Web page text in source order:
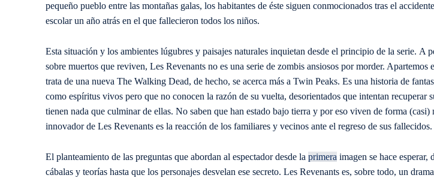
pequeño pueblo entre las montañas galas, los habitantes de éste siguen conmocionados tras el
escolar un año atrás en el que fallecieron todos los niños.
Esta situación y los ambientes lúgubres y paisajes naturales inquietan desde el principio de la serie. A
sobre muertos que reviven, Les Revenants no es una serie de zombis ansiosos por morder. Apartemos
trata de una nueva The Walking Dead, de hecho, se acerca más a Twin Peaks. Es una historia de
como espíritus vivos pero que no conocen la razón de su vuelta, desorientados que intentan recuperar
tienen nada que culminar de ellas. No saben que han estado bajo tierra y por eso viven de forma
innovador de Les Revenants es la reacción de los familiares y vecinos ante el regreso de sus fallecidos.
El planteamiento de las preguntas que abordan al espectador desde la primera imagen se hace esperar,
cábalas y teorías hasta que los personajes desvelan ese secreto. Les Revenants es, sobre todo, un